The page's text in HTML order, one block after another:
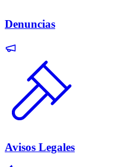
Denuncias
Avisos Legales